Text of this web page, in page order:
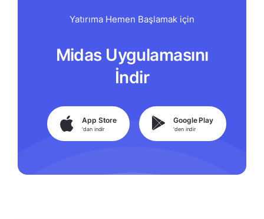
Yatırıma Hemen Başlamak için
Midas Uygulamasını
İndir
App Store
'dan indir
Google Play
'den indir